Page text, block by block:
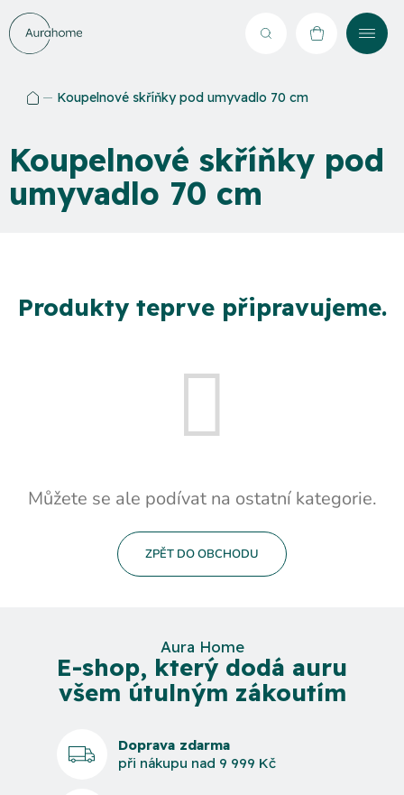
Přejít
na
obsah
Hledat NÁKUPNÍ
Koupelnové skříňky pod umyvadlo 70 cm
Koupelnové skříňky pod
umyvadlo 70 cm
Produkty teprve připravujeme.
Můžete se ale podívat na ostatní kategorie.
ZPĚT DO OBCHODU
Aura Home
E-shop, který dodá auru
všem útulným zákoutím
Doprava zdarma
při nákupu nad 9 999 Kč